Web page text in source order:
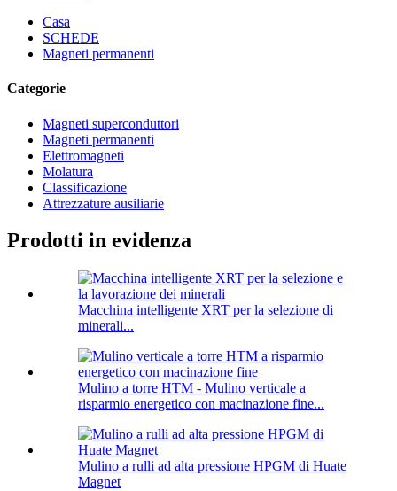
Casa
SCHEDE
Magneti permanenti
Categorie
Magneti superconduttori
Magneti permanenti
Elettromagneti
Molatura
Classificazione
Attrezzature ausiliarie
Prodotti in evidenza
Macchina intelligente XRT per la selezione di
minerali...
Mulino a torre HTM - Mulino verticale a
risparmio energetico con macinazione fine...
Mulino a rulli ad alta pressione HPGM di Huate
Magnet